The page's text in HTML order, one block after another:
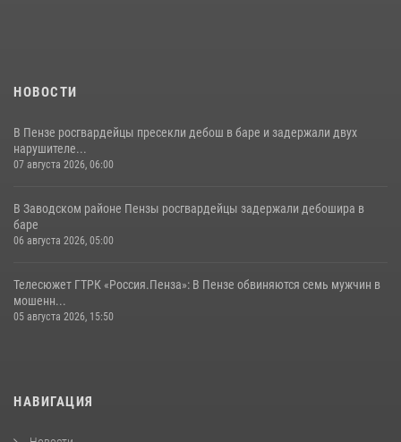
НОВОСТИ
В Пензе росгвардейцы пресекли дебош в баре и задержали двух
нарушителе...
07 августа 2026, 06:00
В Заводском районе Пензы росгвардейцы задержали дебошира в
баре
06 августа 2026, 05:00
Телесюжет ГТРК «Россия.Пенза»: В Пензе обвиняются семь мужчин в
мошенн...
05 августа 2026, 15:50
НАВИГАЦИЯ